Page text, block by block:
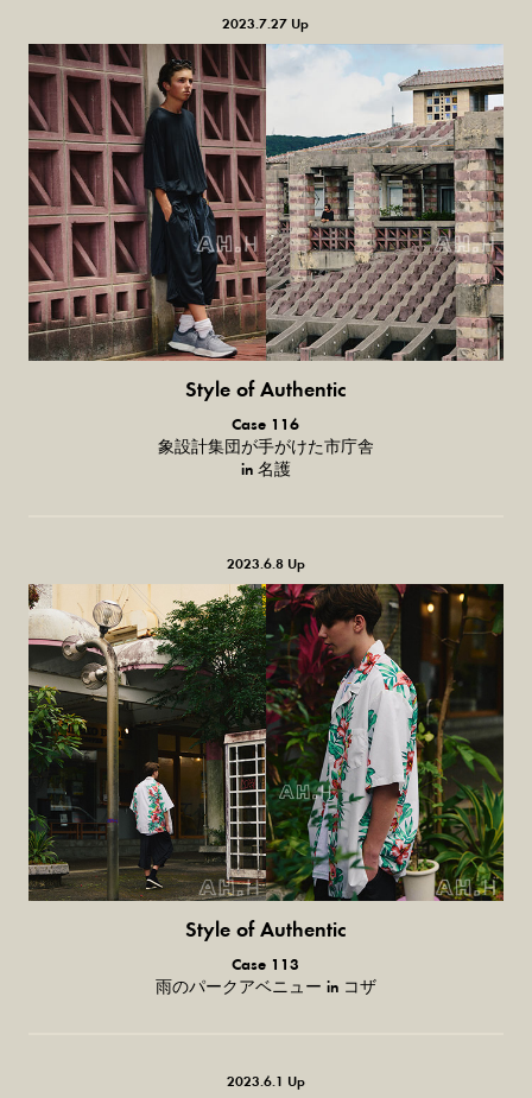
2023.7.27 Up
Style of Authentic
普通の服、
普通のスタイル。
Case 116
象設計集団が手がけた市庁舎
in 名護
2023.6.8 Up
Style of Authentic
普通の服、
普通のスタイル。
Case 113
雨のパークアベニュー in コザ
2023.6.1 Up